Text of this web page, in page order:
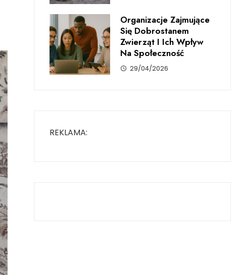
Organizacje Zajmujące
Się Dobrostanem
Zwierząt I Ich Wpływ
Na Społeczność
29/04/2026
REKLAMA: